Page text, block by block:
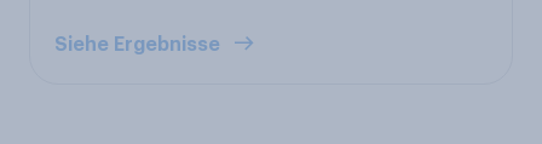
Siehe Ergebnisse